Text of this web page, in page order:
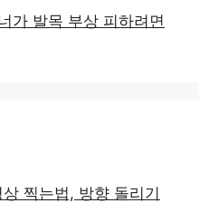
가 발목 부상 피하려면
찍는법, 방향 돌리기